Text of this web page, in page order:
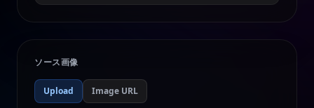
ソース画像
Upload Image URL